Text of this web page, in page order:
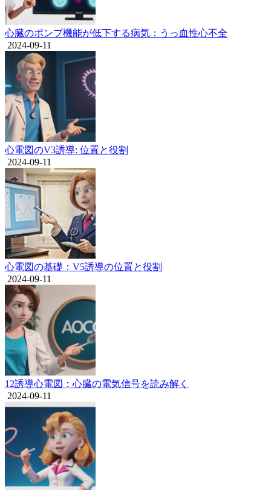
心臓のポンプ機能が低下する病気：うっ血性心不全
2024-09-11
心電図のV3誘導: 位置と役割
2024-09-11
心電図の基礎：V5誘導の位置と役割
2024-09-11
12誘導心電図：心臓の電気信号を読み解く
2024-09-11